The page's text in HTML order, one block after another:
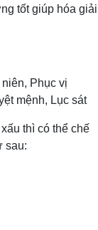
tốt giúp hóa giải
Phục vị
mệnh, Lục sát
thì có thể chế
sau: